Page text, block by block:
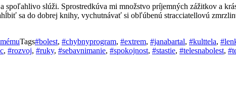
slúži. Sprostredkúva mi množstvo príjemných zážitkov a
sa do dobrej knihy, vychutnávať si obľúbenú stracciatellovú
Tags#bolest, #chybnyprogram, #extrem, #janabartal, #kulttela,
, #rozvoj, #ruky, #sebavnimanie, #spokojnost, #stastie, #telesnabolest,